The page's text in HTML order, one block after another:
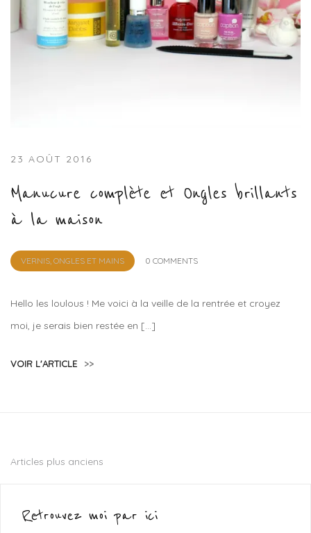
23 AOÛT 2016
Manucure complète et Ongles brillants
à la maison
VERNIS, ONGLES ET MAINS
by
0 COMMENTS
Hello les loulous ! Me voici à la veille de la rentrée et croyez
moi, je serais bien restée en […]
VOIR L'ARTICLE >>
Navigation
articles
Articles plus anciens
Retrouvez moi par ici